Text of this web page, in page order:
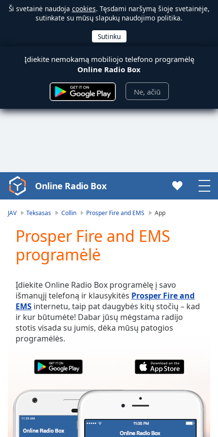
Ši svetainė naudoja cookies. Tęsdami naršymą šioje svetainėje,
sutinkate su mūsų slapukų naudojimo politika.
Įdiekite nemokamą mobiliojo telefono programėlę
Online Radio Box
Ne, ačiū
Video
Player
Video
Skip
Skip
Forward
Mute
Current
Time 0:00
Duration-:-
Seek to
live,
behind
LIVE
Online Radio Box
JAV Teksasas Collin Prosper Fire and EMS App
Prosper Fire and EMS
programėlė
Įdiekite Online Radio Box programėlę į savo
išmanųjį telefoną ir klausykitės Prosper Fire and
EMS internetu, taip pat daugybės kitų stočių – kad
ir kur būtumėte! Dabar jūsų mėgstama radijo
stotis visada su jumis, dėka mūsų patogios
programėlės.